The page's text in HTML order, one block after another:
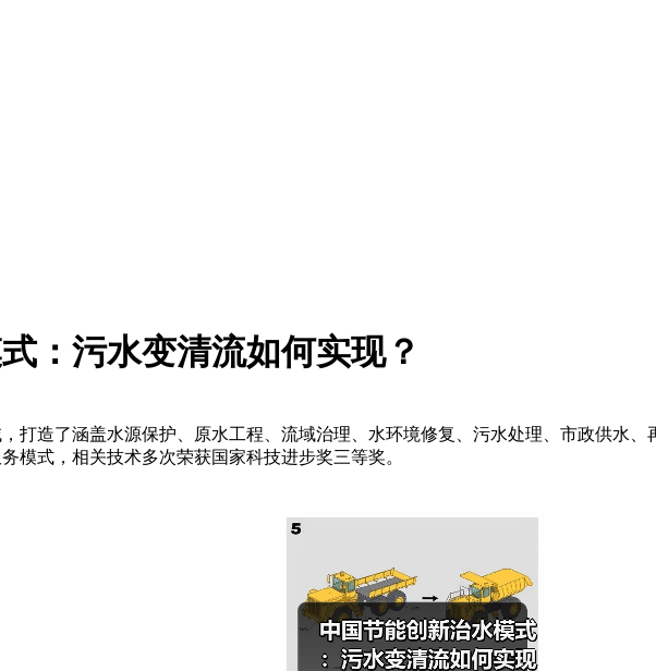
：污水变清流如何实现？
造了涵盖水源保护、原水工程、流域治理、水环境修复、污水处理、市政供水、
模式，相关技术多次荣获国家科技进步奖三等奖。